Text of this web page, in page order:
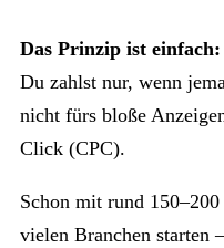
Das Prinzip ist einfach:
Du zahlst nur, wenn
nicht fürs bloße
Click (CPC).
Schon mit rund
vielen Branchen starten